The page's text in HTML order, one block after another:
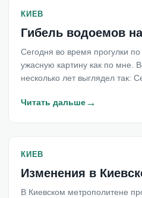
КИЕВ
Гибель водоемов
Сегодня во время прогулки
ужасную картину как по мне.
несколько лет выглядел так:
Читать дальше→
КИЕВ
Изменения в
В Киевском метрополитене